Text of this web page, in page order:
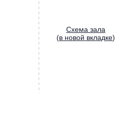
Cхема зала
(в новой вкладке)